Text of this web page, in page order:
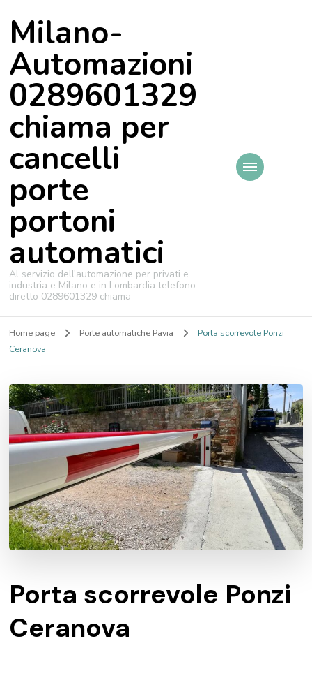
Milano-
Automazioni
0289601329
chiama per
cancelli
porte
portoni
automatici
Al servizio dell'automazione per privati e
industria e Milano e in Lombardia telefono
diretto 0289601329 chiama
Home page Porte automatiche Pavia
Porta scorrevole Ponzi
Ceranova
Porta scorrevole Ponzi
Ceranova